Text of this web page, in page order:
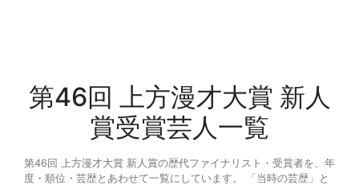
第46回 上方漫才大賞 新人
賞受賞芸人一覧
第46回 上方漫才大賞 新人賞の歴代ファイナリスト・受賞者を、年
度・順位・芸歴とあわせて一覧にしています。 「当時の芸歴」と